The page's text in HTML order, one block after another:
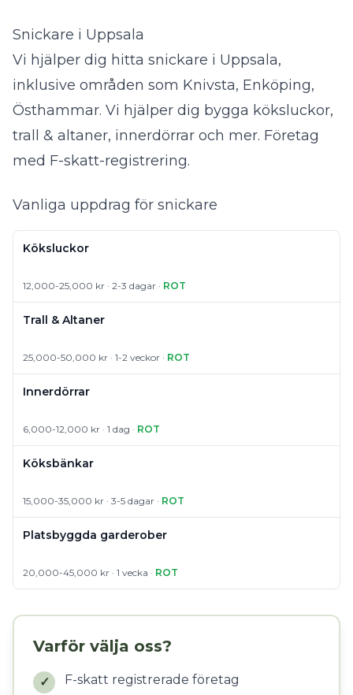
Snickare i Uppsala
Vi hjälper dig hitta snickare i Uppsala,
inklusive områden som Knivsta, Enköping,
Östhammar. Vi hjälper dig bygga köksluckor,
trall & altaner, innerdörrar och mer. Företag
med F-skatt-registrering.
Vanliga uppdrag för snickare
Köksluckor
12,000-25,000 kr · 2-3 dagar · ROT
Trall & Altaner
25,000-50,000 kr · 1-2 veckor · ROT
Innerdörrar
6,000-12,000 kr · 1 dag · ROT
Köksbänkar
15,000-35,000 kr · 3-5 dagar · ROT
Platsbyggda garderober
20,000-45,000 kr · 1 vecka · ROT
Varför välja oss?
✓ F-skatt registrerade företag